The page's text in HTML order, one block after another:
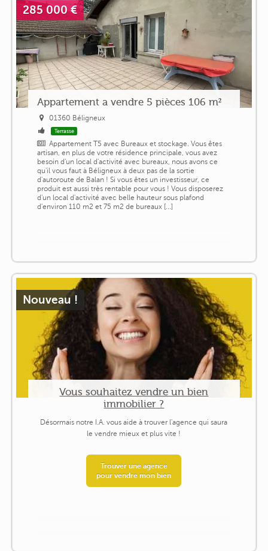
285 000 €
Appartement a vendre 5 pièces 106 m²
01360 Béligneux
Terrasse
Appartement T5 avec Bureaux et stockage. Vous êtes
artisan, en plus de votre résidence principale, vous avez
besoin d'un local d'activité avec bureaux, nous avons ce
qu'il vous faut à Béligneux à deux pas de la sortie
d'autoroute de Balan ! Si vous êtes un investisseur, ce
produit est aussi très rentable pour vous ! Vous disposerez
d'un local d'activité avec belle hauteur sous plafond
d'environ 110 m2 et 75 m2 de bureaux [...]
Nouveau !
Vous souhaitez vendre un bien
immobilier ?
Désormais notre I.A. vous aide à trouver l'agence qui saura
le vendre mieux et plus vite !
Trouver une agence
pour vendre mon bien